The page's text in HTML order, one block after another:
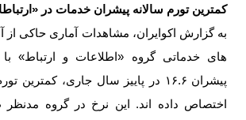
کمترین تورم سالانه پیشران خدمات در
به گزارش اکوایران، مشاهدات آماری حاکی
های خدماتی گروه «اطلاعات و ارتباط» با
پیشران ۱۶.۶ در پاییز سال جاری،
اختصاص داده اند. این نرخ در گروه